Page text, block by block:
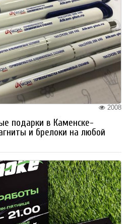
2008
подарки в Каменске-
и брелоки на любой